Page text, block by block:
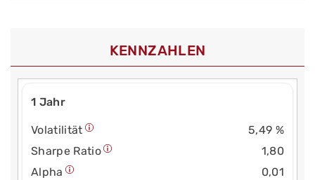
KENNZAHLEN
1 Jahr
Volatilität
5,49 %
Sharpe Ratio
1,80
Alpha
0,01